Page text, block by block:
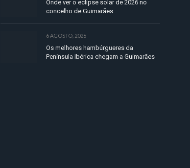
Onde ver o eclipse solar de 2026 no
concelho de Guimarães
6 AGOSTO, 2026
Os melhores hambúrgueres da
Península Ibérica chegam a Guimarães